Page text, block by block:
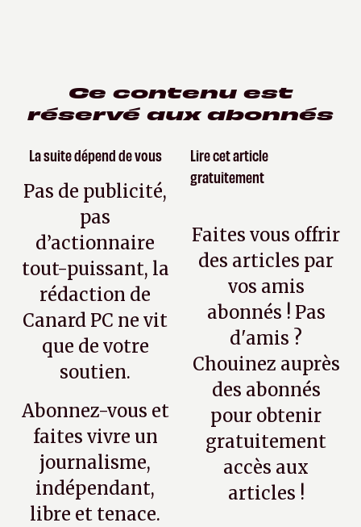
Ce contenu est
réservé aux abonnés
La suite dépend de vous
Pas de publicité,
pas
d’actionnaire
tout-puissant, la
rédaction de
Canard PC ne vit
que de votre
soutien.
Abonnez-vous et
faites vivre un
journalisme,
indépendant,
libre et tenace.
Lire cet article
gratuitement
Faites vous offrir
des articles par
vos amis
abonnés ! Pas
d'amis ?
Chouinez auprès
des abonnés
pour obtenir
gratuitement
accès aux
articles !